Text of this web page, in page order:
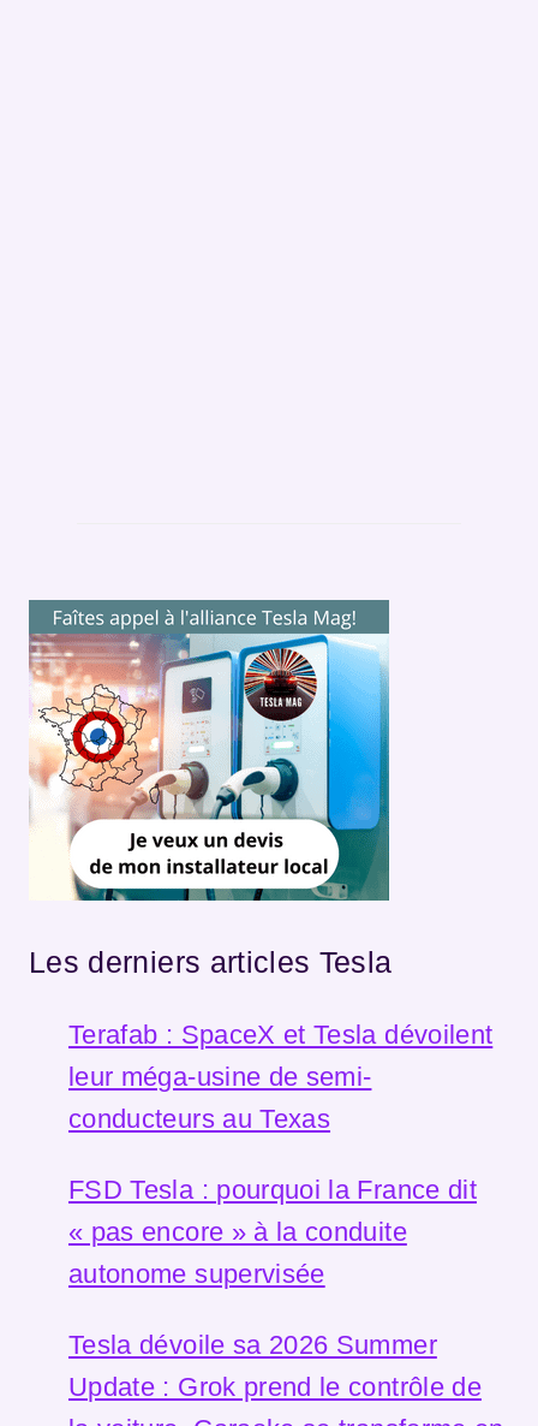
Les derniers articles Tesla
Terafab : SpaceX et Tesla dévoilent
leur méga-usine de semi-
conducteurs au Texas
FSD Tesla : pourquoi la France dit
« pas encore » à la conduite
autonome supervisée
Tesla dévoile sa 2026 Summer
Update : Grok prend le contrôle de